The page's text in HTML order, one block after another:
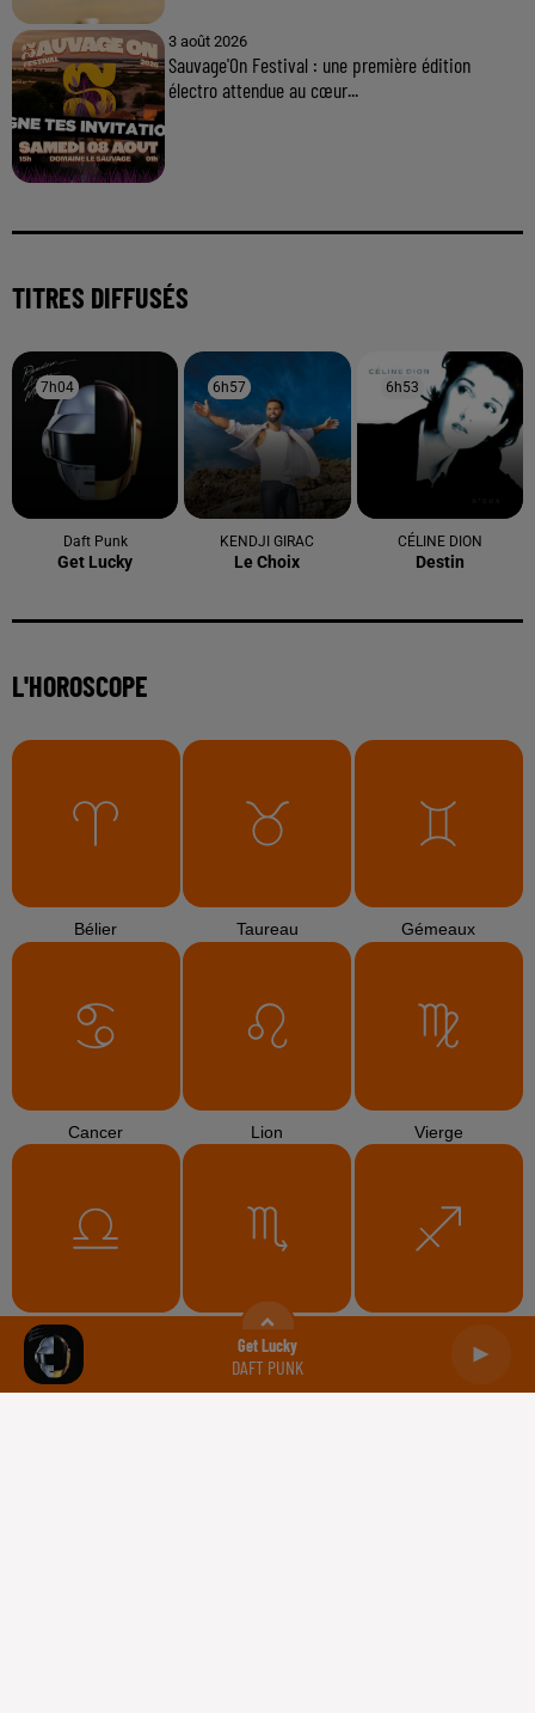
Get Lucky
DAFT PUNK
3 août 2026
Sauvage'On Festival : une première édition
électro attendue au cœur...
TITRES DIFFUSÉS
7h04
7h04
Daft Punk
Get Lucky
6h57
6h57
KENDJI GIRAC
Le Choix
6h53
6h53
CÉLINE DION
Destin
L'HOROSCOPE
Bélier Taureau Gémeaux
Cancer Lion Vierge
Balance Scorpion